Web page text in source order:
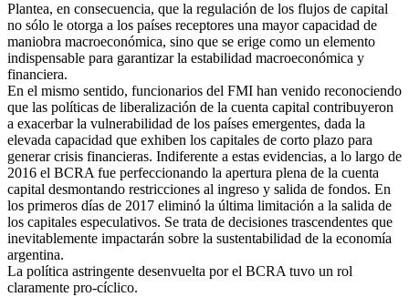
Plantea, en consecuencia, que la regulación de los flujos de capital
no sólo le otorga a los países receptores una mayor capacidad de
maniobra macroeconómica, sino que se erige como un elemento
indispensable para garantizar la estabilidad macroeconómica y
financiera.
En el mismo sentido, funcionarios del FMI han venido reconociendo
que las políticas de liberalización de la cuenta capital contribuyeron
a exacerbar la vulnerabilidad de los países emergentes, dada la
elevada capacidad que exhiben los capitales de corto plazo para
generar crisis financieras. Indiferente a estas evidencias, a lo largo de
2016 el BCRA fue perfeccionando la apertura plena de la cuenta
capital desmontando restricciones al ingreso y salida de fondos. En
los primeros días de 2017 eliminó la última limitación a la salida de
los capitales especulativos. Se trata de decisiones trascendentes que
inevitablemente impactarán sobre la sustentabilidad de la economía
argentina.
La política astringente desenvuelta por el BCRA tuvo un rol
claramente pro-cíclico.